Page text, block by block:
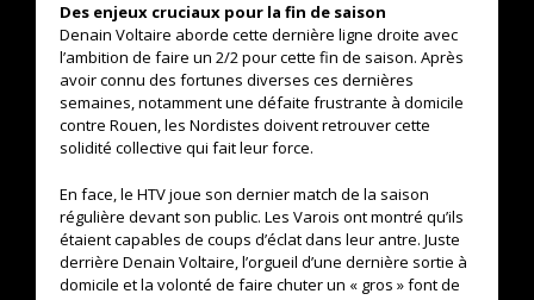
Des enjeux cruciaux pour la fin de saison
Denain Voltaire aborde cette dernière ligne droite avec
l’ambition de faire un 2/2 pour cette fin de saison. Après
avoir connu des fortunes diverses ces dernières
semaines, notamment une défaite frustrante à domicile
contre Rouen, les Nordistes doivent retrouver cette
solidité collective qui fait leur force.
En face, le HTV joue son dernier match de la saison
régulière devant son public. Les Varois ont montré qu’ils
étaient capables de coups d’éclat dans leur antre. Juste
derrière Denain Voltaire, l’orgueil d’une dernière sortie à
domicile et la volonté de faire chuter un « gros » font de